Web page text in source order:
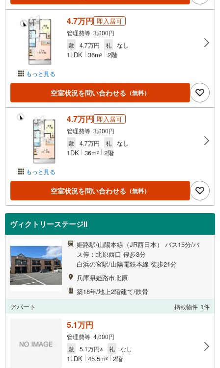
もっと見る
4.7万円 即入居可
管理費等 3,000円
敷
4.7万円 礼 なし
1LDK 36m2 2階
空室状況を問い合わせる （無料）
もっと見る
4.7万円 即入居可
管理費等 3,000円
敷
4.7万円 礼 なし
1DK 36m2 2階
空室状況を問い合わせる （無料）
ヴィクトリーステージII
姫路駅/山陽本線（JR西日本） バス15分/バ
ス停：北原西口 停歩3分
白浜の宮駅/山陽電鉄本線 徒歩21分
兵庫県姫路市北原
築18年/地上2階建て/鉄骨
アパート
掲載物件 1件
5.1万円
管理費等 4,000円
敷
5.1万円※ 礼 なし
1LDK 45.5m2 2階